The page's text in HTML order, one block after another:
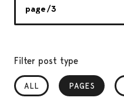
Filter post type
ALL PAGES
, SELECTED